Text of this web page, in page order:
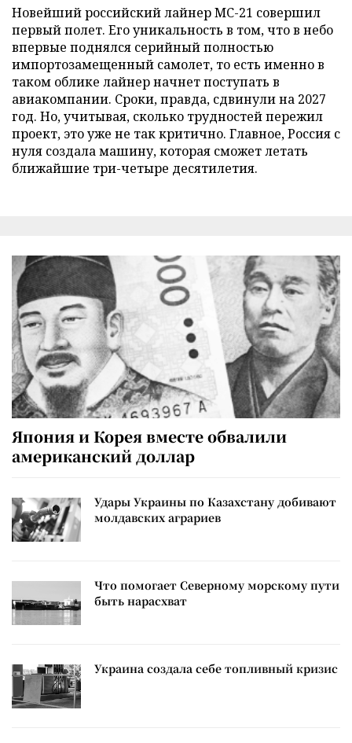
Новейший российский лайнер МС-21 совершил
первый полет. Его уникальность в том, что в небо
впервые поднялся серийный полностью
импортозамещенный самолет, то есть именно в
таком облике лайнер начнет поступать в
авиакомпании. Сроки, правда, сдвинули на 2027
год. Но, учитывая, сколько трудностей пережил
проект, это уже не так критично. Главное, Россия с
нуля создала машину, которая сможет летать
ближайшие три-четыре десятилетия.
Япония и Корея вместе обвалили
американский доллар
Удары Украины по Казахстану добивают
молдавских аграриев
Что помогает Северному морскому пути
быть нарасхват
Украина создала себе топливный кризис